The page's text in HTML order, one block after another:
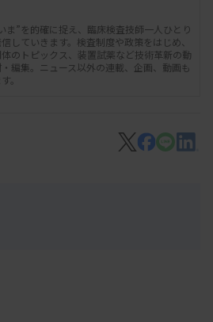
必要なノウハウを提供し、来
協定締結を目指す。
技師会の担当者を対象に
、県と協定を締結済みの山梨
きや課題点、対応策などの説
には徳島県臨床検査技師会に
ま”を的確に捉え、臨床検査技師一人ひとり
していきます。検査制度や政策をはじめ、
のトピックス、装置試薬など技術革新の動
編集。ニュース以外の連載、企画、動画も
。